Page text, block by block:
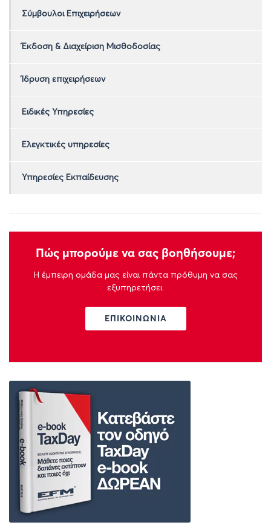
Σύμβουλοι Επιχειρήσεων
Έκδοση & Διαχείριση Μισθοδοσίας
Ίδρυση επιχειρήσεων
Ειδικές Υπηρεσίες
Ελεγκτικές υπηρεσίες
Υπηρεσίες Εκπαίδευσης
Πώς μπορούμε να σας βοηθήσουμε;
Η έμπειρη ομάδα μας είναι πάντα πρόθυμη να σας
εξυπηρετήσει.
ΕΠΙΚΟΙΝΩΝΙΑ